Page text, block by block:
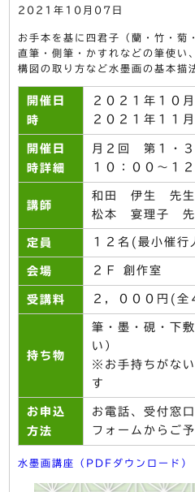
2021年10月07日
お手本を基に四君子（蘭・竹・菊
直筆・側筆・かすれなどの筆使い
構図の取り方など水墨画の基本描
開催日
時
２０２１年１０
２０２１年１１
開催日
時詳細
月２回 第１・３
１０：００～１
講師
和田 伊生 先生
松本 宴理子 先
定員 １２名(最小催行
会場 ２Ｆ 創作室
受講料 ２，０００円(全
持ち物
筆・墨・硯・下
い）
※お手持ちがな
す
お申込
方法
お電話、受付窓
フォームからご
水墨画講座（PDFダウンロード）